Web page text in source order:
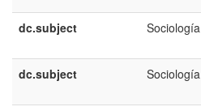
dc.subject
dc.subject